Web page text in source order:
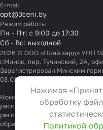
E-mail
opt@3ceni.by
Режим работы
Пн - Пт: с 9:00 до 17:30
Сб - Вс: выходной
2026 © ООО «Плэй хард» УНП
г.Минск, пер. Тучинский, 2А,
Зарегистрирован Минским
03.01.2022 г.
Номер телефона работников
распорядительных органов по
регистрации ООО «Плэй хард»,
обращения покупателей:+375
Настройки файлов
Функциональные
Эти файлы
функционирования
могут быть
Нажимая
обработку
Политикой